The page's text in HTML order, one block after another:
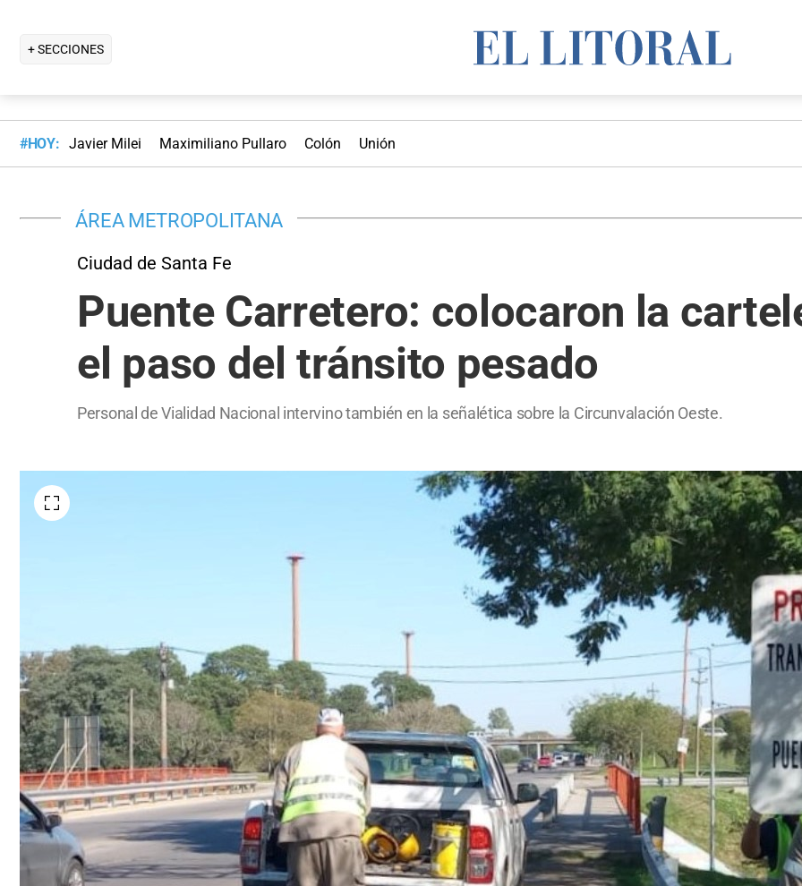
+ SECCIONES
#HOY: Javier Milei Maximiliano Pullaro Colón Unión
ÁREA METROPOLITANA
Ciudad de Santa Fe
Puente Carretero: colocaron la
el paso del tránsito pesado
Personal de Vialidad Nacional intervino también en la señalética sobre la Circunvalación Oeste.